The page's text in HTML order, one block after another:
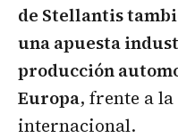
de Stellantis
una apuesta
producción
Europa, frente a
internacional.